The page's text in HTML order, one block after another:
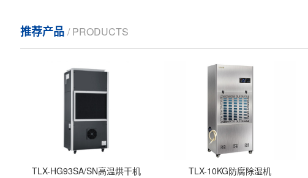
推荐产品 / PRODUCTS
TLX-HG93SA/SN高温烘干机 TLX-10KG防腐除湿机